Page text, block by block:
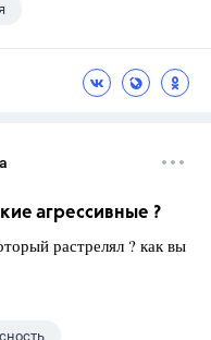
агрессивные ?
растрелял ? как вы